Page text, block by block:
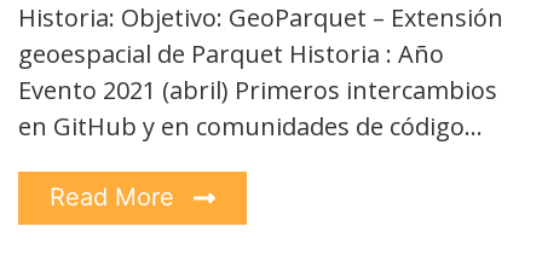
Historia: Objetivo: GeoParquet – Extensión
geoespacial de Parquet Historia : Año
Evento 2021 (abril) Primeros intercambios
en GitHub y en comunidades de código…
Read More